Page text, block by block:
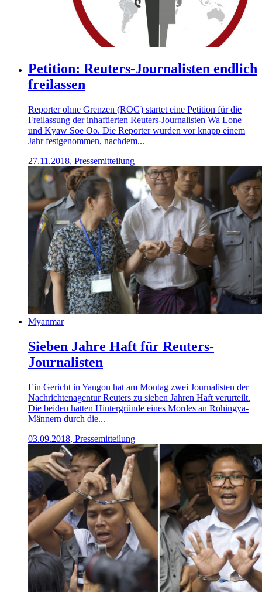
Petition: Reuters-Journalisten endlich
freilassen
Reporter ohne Grenzen (ROG) startet eine Petition für die
Freilassung der inhaftierten Reuters-Journalisten Wa Lone
und Kyaw Soe Oo. Die Reporter wurden vor knapp einem
Jahr festgenommen, nachdem...
27.11.2018, Pressemitteilung
Myanmar
Sieben Jahre Haft für Reuters-
Journalisten
Ein Gericht in Yangon hat am Montag zwei Journalisten der
Nachrichtenagentur Reuters zu sieben Jahren Haft verurteilt.
Die beiden hatten Hintergründe eines Mordes an Rohingya-
Männern durch die...
03.09.2018, Pressemitteilung